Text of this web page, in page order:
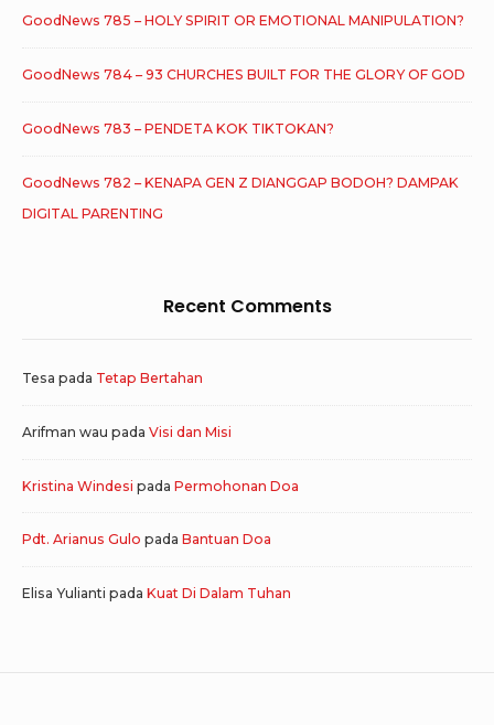
GoodNews 785 – HOLY SPIRIT OR EMOTIONAL MANIPULATION?
GoodNews 784 – 93 CHURCHES BUILT FOR THE GLORY OF GOD
GoodNews 783 – PENDETA KOK TIKTOKAN?
GoodNews 782 – KENAPA GEN Z DIANGGAP BODOH? DAMPAK
DIGITAL PARENTING
Recent Comments
Tesa pada Tetap Bertahan
Arifman wau pada Visi dan Misi
Kristina Windesi pada Permohonan Doa
Pdt. Arianus Gulo pada Bantuan Doa
Elisa Yulianti pada Kuat Di Dalam Tuhan